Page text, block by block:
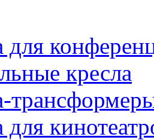
для
кресла
для